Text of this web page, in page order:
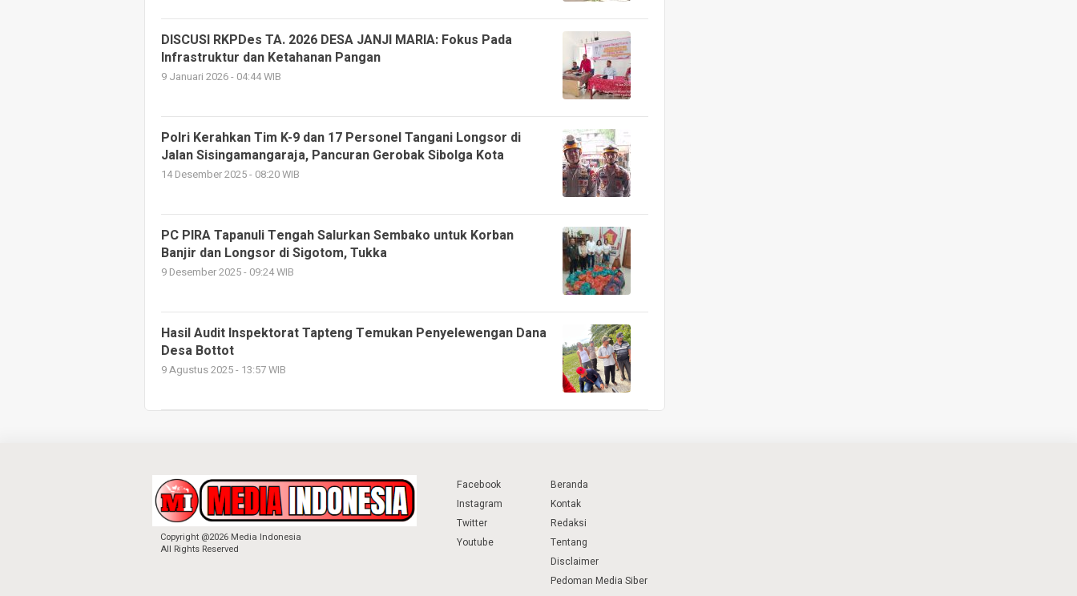
DISCUSI RKPDes TA. 2026 DESA JANJI MARIA: Fokus Pada
Infrastruktur dan Ketahanan Pangan
9 Januari 2026 - 04:44 WIB
Polri Kerahkan Tim K-9 dan 17 Personel Tangani Longsor di
Jalan Sisingamangaraja, Pancuran Gerobak Sibolga Kota
14 Desember 2025 - 08:20 WIB
PC PIRA Tapanuli Tengah Salurkan Sembako untuk Korban
Banjir dan Longsor di Sigotom, Tukka
9 Desember 2025 - 09:24 WIB
Hasil Audit Inspektorat Tapteng Temukan Penyelewengan Dana
Desa Bottot
9 Agustus 2025 - 13:57 WIB
Copyright @2026 Media Indonesia
All Rights Reserved
Facebook
Instagram
Twitter
Youtube
Beranda
Kontak
Redaksi
Tentang
Disclaimer
Pedoman Media Siber